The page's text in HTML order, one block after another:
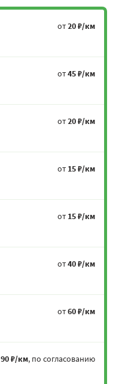
от20 ₽/км
от45 ₽/км
от20 ₽/км
от 15 ₽/км
от 15 ₽/км
от40 ₽/км
от60 ₽/км
90 ₽/км, по согласованию